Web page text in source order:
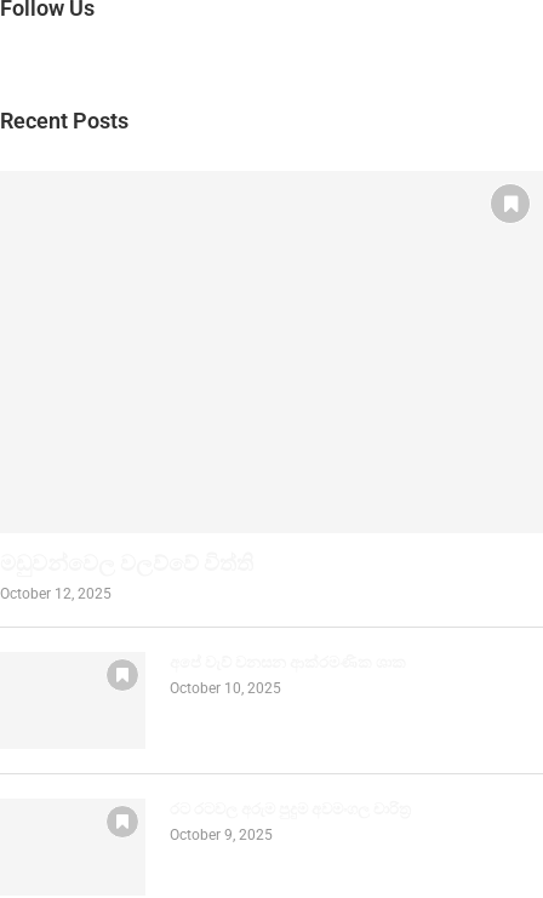
Follow Us
Recent Posts
October 12, 2025
October 10, 2025
October 9, 2025